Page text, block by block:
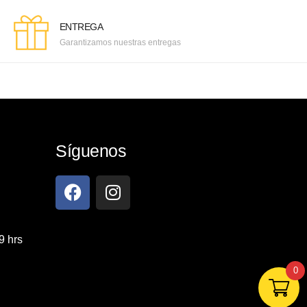
ENTREGA
Garantizamos nuestras entregas
hrs
Síguenos
0